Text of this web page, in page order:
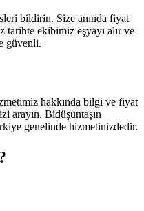
bildirin. Size anında fiyat
ekibimiz eşyayı alır ve
güvenli.
hakkında bilgi ve fiyat
arayın. Bidüşüntaşın
genelinde hizmetinizdedir.